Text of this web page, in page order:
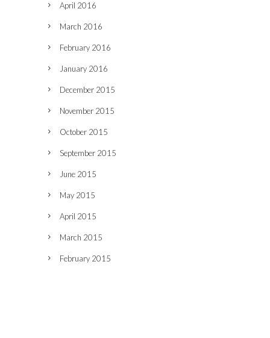
April 2016
March 2016
February 2016
January 2016
December 2015
November 2015
October 2015
September 2015
June 2015
May 2015
April 2015
March 2015
February 2015